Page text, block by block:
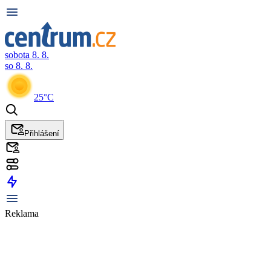
sobota 8. 8.
so 8. 8.
25°C
Přihlášení
Reklama